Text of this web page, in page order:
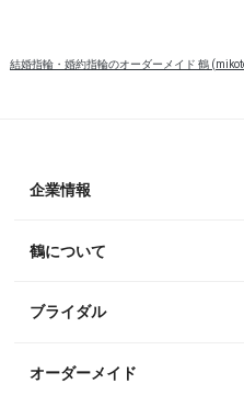
結婚指輪・婚約指輪のオーダーメイド 鶴
企業情報
鶴について
ブライダル
オーダーメイド